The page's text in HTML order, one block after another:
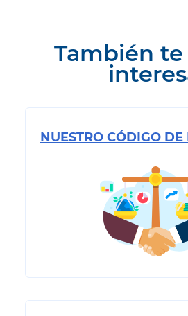
También
NUESTRO CÓDIGO